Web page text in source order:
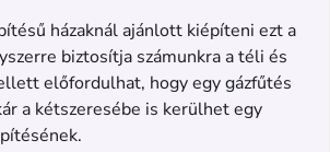
házaknál ajánlott kiépíteni ezt a
biztosítja számunkra a téli és
előfordulhat, hogy egy gázfűtés
a kétszeresébe is kerülhet egy